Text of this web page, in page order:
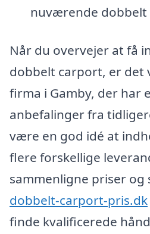
nuværende dobbelt
Når du overvejer at få
dobbelt carport, er det
firma i Gamby, der har
anbefalinger fra
være en god idé at
flere forskellige
sammenligne priser og
dobbelt-carport-pris.dk
finde kvalificerede